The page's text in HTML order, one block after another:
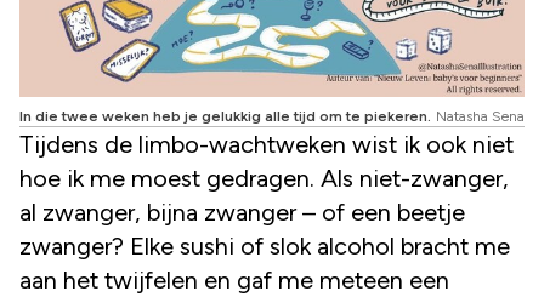
In die twee weken heb je gelukkig alle tijd om te piekeren. Natasha Sena
Tijdens de limbo-wachtweken wist ik ook niet
hoe ik me moest gedragen. Als niet-zwanger,
al zwanger, bijna zwanger – of een beetje
zwanger? Elke sushi of slok alcohol bracht me
aan het twijfelen en gaf me meteen een